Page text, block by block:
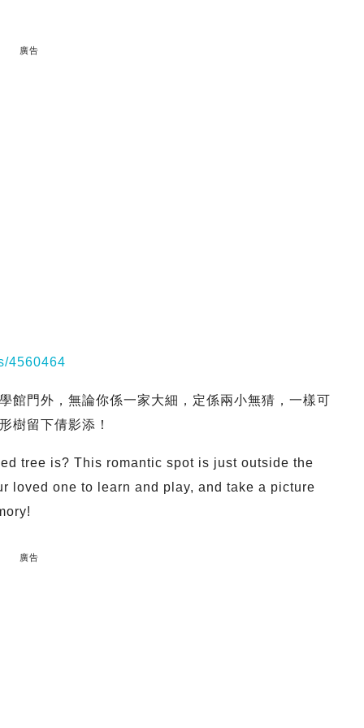
廣告
4560464
館門外，無論你係一家大細，定係兩小無猜，一樣可
樹留下倩影添！
tree is? This romantic spot is just outside the
loved one to learn and play, and take a picture
廣告